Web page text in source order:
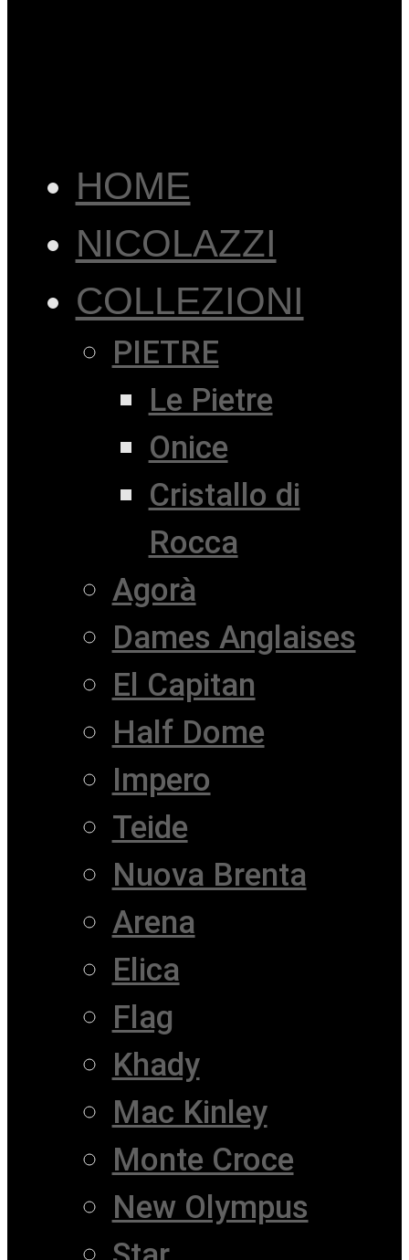
HOME
NICOLAZZI
COLLEZIONI
PIETRE
Le Pietre
Onice
Cristallo di
Rocca
Agorà
Dames Anglaises
El Capitan
Half Dome
Impero
Teide
Nuova Brenta
Arena
Elica
Flag
Khady
Mac Kinley
Monte Croce
New Olympus